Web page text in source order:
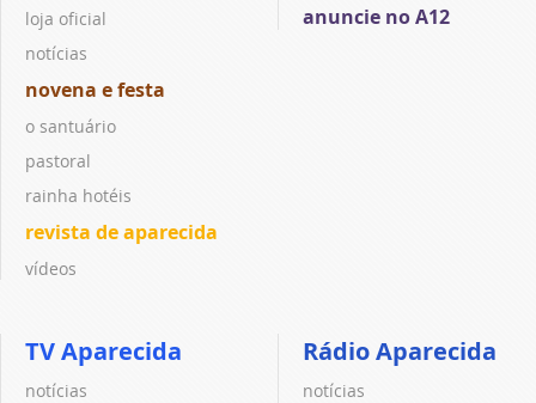
loja oficial
notícias
novena e festa
o santuário
pastoral
rainha hotéis
revista de aparecida
vídeos
anuncie no A12
TV Aparecida
notícias
Rádio Aparecida
notícias